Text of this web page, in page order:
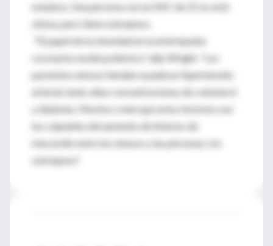
estatura. Una persona con un IMC de 25 no está
obesa, pero tiene sobrepeso.
"El papel de la obesidad en la arteriopatía
coronaria resulta polémico", dijo Wright. "Los
pacientes obesos tienden a padecer hipertensión
arterial, tener altas concentraciones de colesterol
y diabetes. Muchos creen que estos factores son
los culpables del aumento de infartos de
miocardio entre los obesos y las personas con
sobrepeso".